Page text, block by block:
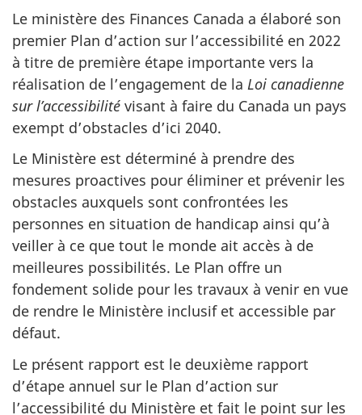
Le ministère des Finances Canada a élaboré son
premier Plan d’action sur l’accessibilité en 2022
à titre de première étape importante vers la
réalisation de l’engagement de la Loi canadienne
sur l’accessibilité visant à faire du Canada un pays
exempt d’obstacles d’ici 2040.
Le Ministère est déterminé à prendre des
mesures proactives pour éliminer et prévenir les
obstacles auxquels sont confrontées les
personnes en situation de handicap ainsi qu’à
veiller à ce que tout le monde ait accès à de
meilleures possibilités. Le Plan offre un
fondement solide pour les travaux à venir en vue
de rendre le Ministère inclusif et accessible par
défaut.
Le présent rapport est le deuxième rapport
d’étape annuel sur le Plan d’action sur
l’accessibilité du Ministère et fait le point sur les